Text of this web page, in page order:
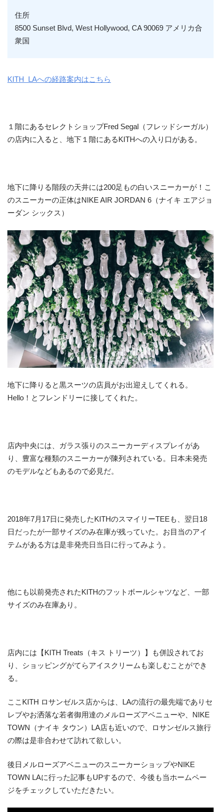
住所
8500 Sunset Blvd, West Hollywood, CA 90069 アメリカ合
衆国
KITH LAへの経路案内はこちら
１階にあるセレクトショップFred Segal（フレッドシーガル）
の店内に入ると、地下１階にあるKITHへの入り口がある。
地下に降りる階段の天井には200足もの白いスニーカーが！こ
のスニーカーの正体はNIKE AIR JORDAN 6（ナイキ エアジョ
ーダン シックス）
地下に降りると黒スーツの店員がお出迎えしてくれる。
Hello！とフレンドリーに接してくれた。
店内中央には、ガラス張りのスニーカーディスプレイがあ
り、豊富な種類のスニーカーが陳列されている。日本未発売
のモデルなどもあるので必見だ。
2018年7月17日に発売したKITHのスマイリーTEEも、翌日18
日だったが一部サイズのみ在庫が残っていた。お目当のアイ
テムがある方は是非発売日当日に行ってみよう。
他にも以前発売されたKITHのフットボールシャツなど、一部
サイズのみ在庫あり。
店内には【KITH Treats（キス トリーツ）】も併設されてお
り、ショッピングがてらアイスクリームも楽しむことができ
る。
ここKITH ロサンゼルス店からは、LAの流行の最先端でありセ
レブやお洒落な若者御用達のメルローズアベニューや、NIKE
TOWN（ナイキ タウン）LA店も近いので、ロサンゼルス旅行
の際は是非合わせて訪れて欲しい。
後日メルローズアベニューのスニーカーショップやNIKE
TOWN LAに行った記事もUPするので、今後も当ホームペー
ジをチェックしていただきたい。